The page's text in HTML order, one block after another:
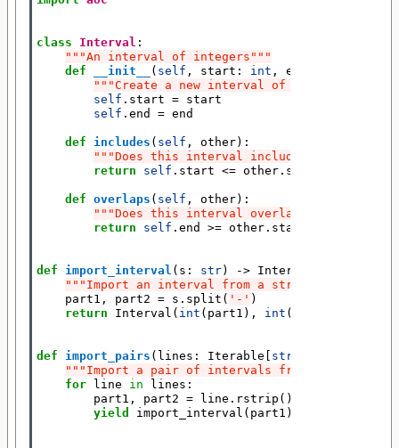
class Interval :
"""An interval of integers"""
def
__init__ ( self , start : int , end
"""Create a new interval of integers,
self . start = start
self . end = end
def includes ( self , other):
"""Does this interval include the other
return
self . start <= other . start
def overlaps ( self , other):
"""Does this interval overlap the other
return
self . end >= other . start
def import_interval ( s : str) -> Interval
"""Import an interval from a string such as
part1 , part2 = s . split ( '-' )
return
Interval ( int ( part1 ), int (
def import_pairs ( lines : Iterable str
"""Import a pair of intervals from a line
for
line in lines :
part1 , part2 = line . rstrip ()
yield
import_interval ( part1 ),